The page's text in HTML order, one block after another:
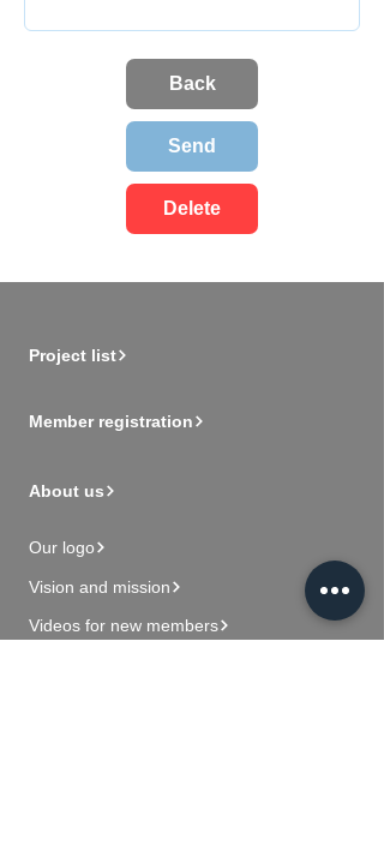
Back
Send
Delete
Project list
Member registration
About us
Our logo
Vision and mission
Videos for new members